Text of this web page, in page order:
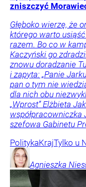
zniszczyć
Głęboko wierzę, że
którego warto
razem. Bo co w
Kaczyński go
znowu doradzanie
i zapyta: „Panie
pan o tym nie
dla nich obu
„Wprost” Elżbieta
współpracowniczka
szefowa Gabinetu
PolitykaKrajTylko u
Agnieszka